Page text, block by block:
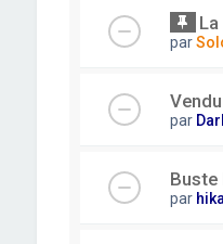
par
Vendu
par
Buste
par hika